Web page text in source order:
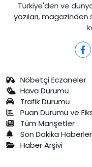
Türkiye'den ve
yazıları,
Nöbetçi Eczaneler
Hava Durumu
Trafik Durumu
Puan Durumu ve
Tüm Manşetler
Son Dakika
Haber Arşivi